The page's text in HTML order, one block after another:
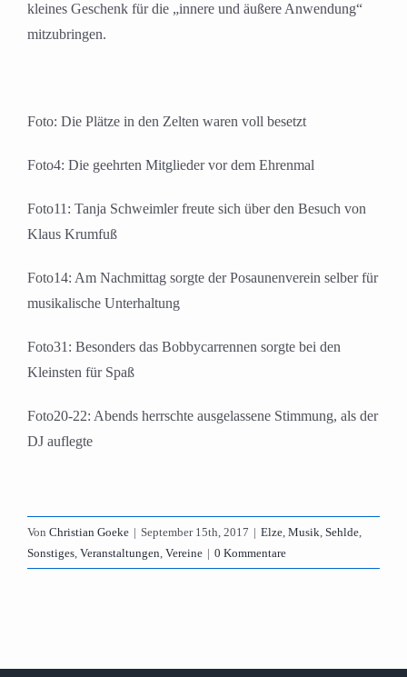
kleines Geschenk für die „innere und äußere Anwendung“
mitzubringen.
Foto: Die Plätze in den Zelten waren voll besetzt
Foto4: Die geehrten Mitglieder vor dem Ehrenmal
Foto11: Tanja Schweimler freute sich über den Besuch von
Klaus Krumfuß
Foto14: Am Nachmittag sorgte der Posaunenverein selber für
musikalische Unterhaltung
Foto31: Besonders das Bobbycarrennen sorgte bei den
Kleinsten für Spaß
Foto20-22: Abends herrschte ausgelassene Stimmung, als der
DJ auflegte
Von Christian Goeke | September 15th, 2017 | Elze, Musik, Sehlde,
Sonstiges, Veranstaltungen, Vereine | 0 Kommentare